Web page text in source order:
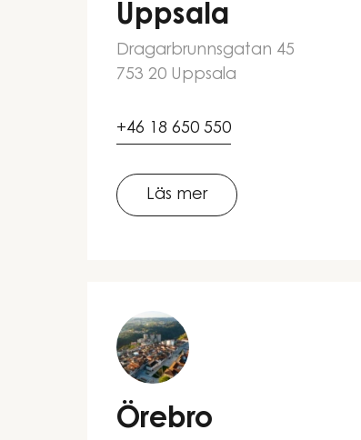
Uppsala
Dragarbrunnsgatan 45
753 20 Uppsala
+46 18 650 550
Läs mer
Örebro